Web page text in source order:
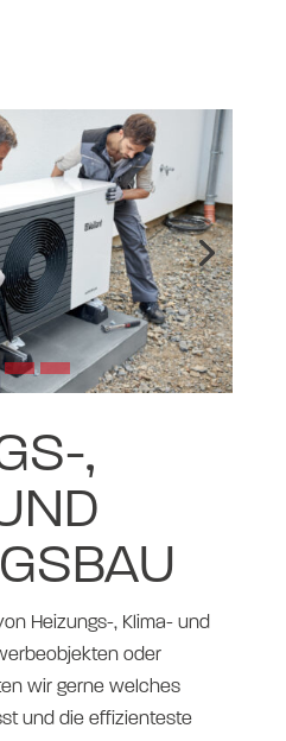
,
Heizungs-, Klima- und
oder
wir gerne welches
und die effizienteste